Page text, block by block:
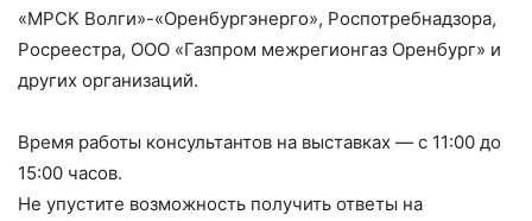
«МРСК Волги»-«Оренбургэнерго», Роспотребнадзора,
Росреестра, ООО «Газпром межрегионгаз Оренбург» и
других организаций.
Время работы консультантов на выставках — с 11:00 до
15:00 часов.
Не упустите возможность получить ответы на